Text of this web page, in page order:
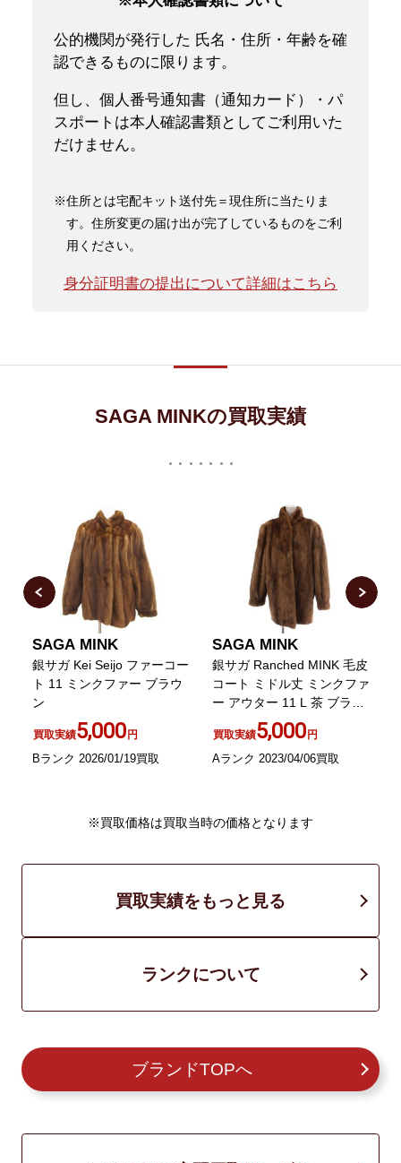
公的機関が発行した 氏名・住所・年齢を確
認できるものに限ります。
但し、個人番号通知書（通知カード）・パ
スポートは本人確認書類としてご利用いた
だけません。
※住所とは宅配キット送付先＝現住所に当たりま
す。住所変更の届け出が完了しているものをご利
用ください。
身分証明書の提出について詳細はこちら
SAGA MINKの買取実績
SAGA MINK
銀サガ Kei Seijo ファーコー
ト 11 ミンクファー ブラウ
ン
買取実績5,000円
Bランク 2026/01/19買取
SAGA MINK
銀サガ Ranched MINK 毛皮
コート ミドル丈 ミンクファ
ー アウター 11 L 茶 ブラウ
買取実績5,000円
Aランク 2023/04/06買取
※買取価格は買取当時の価格となります
買取実績をもっと見る
ランクについて
ブランドTOPへ